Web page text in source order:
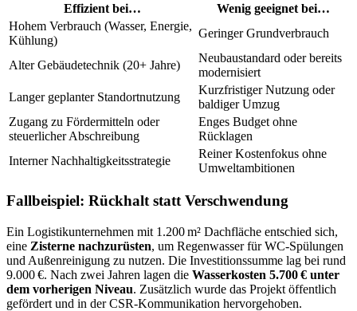
Effizient bei…
Wenig geeignet bei…
Hohem Verbrauch (Wasser, Energie,
Kühlung)
Geringer Grundverbrauch
Alter Gebäudetechnik (20+ Jahre)
Neubaustandard oder bereits
modernisiert
Langer geplanter Standortnutzung
Kurzfristiger Nutzung oder
baldiger Umzug
Zugang zu Fördermitteln oder
steuerlicher Abschreibung
Enges Budget ohne
Rücklagen
Interner Nachhaltigkeitsstrategie
Reiner Kostenfokus ohne
Umweltambitionen
Fallbeispiel: Rückhalt statt Verschwendung
Ein Logistikunternehmen mit 1.200 m² Dachfläche entschied sich,
eine Zisterne nachzurüsten, um Regenwasser für WC-Spülungen
und Außenreinigung zu nutzen. Die Investitionssumme lag bei rund
9.000 €. Nach zwei Jahren lagen die Wasserkosten 5.700 € unter
dem vorherigen Niveau. Zusätzlich wurde das Projekt öffentlich
gefördert und in der CSR-Kommunikation hervorgehoben.